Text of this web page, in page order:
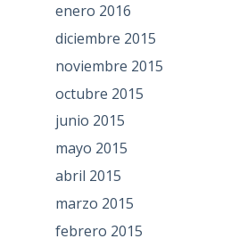
enero 2016
diciembre 2015
noviembre 2015
octubre 2015
junio 2015
mayo 2015
abril 2015
marzo 2015
febrero 2015